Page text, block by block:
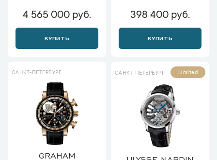
4 565 000 руб.
КУПИТЬ
398 400 руб.
КУПИТЬ
САНКТ-ПЕТЕРБУРГ
GRAHAM
САНКТ-ПЕТЕРБУРГ Limited